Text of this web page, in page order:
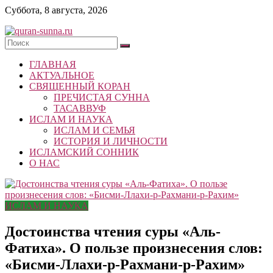
Skip
content
Суббота, 8 августа, 2026
quran-
sunna.ru
«Центр
исследований
Республики
Татарстан
ГЛАВНАЯ
АКТУАЛЬНОЕ
СВЯЩЕННЫЙ КОРАН
ПРЕЧИСТАЯ СУННА
ТАСАВВУФ
ИСЛАМ И НАУКА
ИСЛАМ И СЕМЬЯ
ИСТОРИЯ И ЛИЧНОСТИ
ИСЛАМСКИЙ СОННИК
О НАС
ИСЛАМ И НАУКА
Достоинства чтения суры «Аль-
Фатиха». О пользе произнесения слов:
«Бисми-Ллахи-р-Рахмани-р-Рахим»